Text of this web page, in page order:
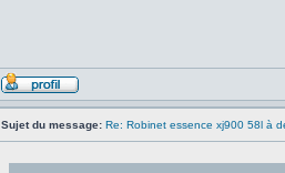
Sujet du message: Re: Robinet essence xj900 58l à